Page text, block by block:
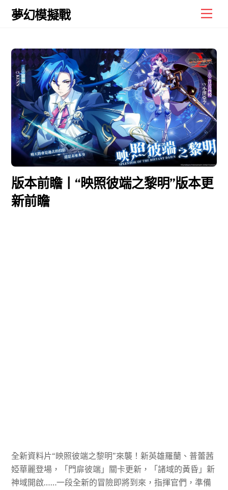
Skip
夢幻模擬戰
版本前瞻丨“映照彼端之黎明”版本更
新前瞻
全新資料片“映照彼端之黎明”來襲！新英雄羅蘭、普蕾茜
婭華麗登場，「門扉彼端」關卡更新，「諸域的黃昏」新
神域開啟……一段全新的冒險即將到來，指揮官們，準備